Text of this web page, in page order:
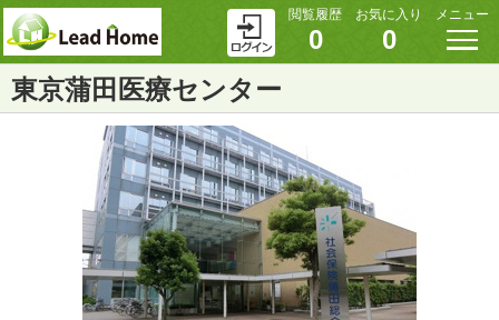
閲覧履歴
0
お気に入り
0
メニュー
東京蒲田医療センター